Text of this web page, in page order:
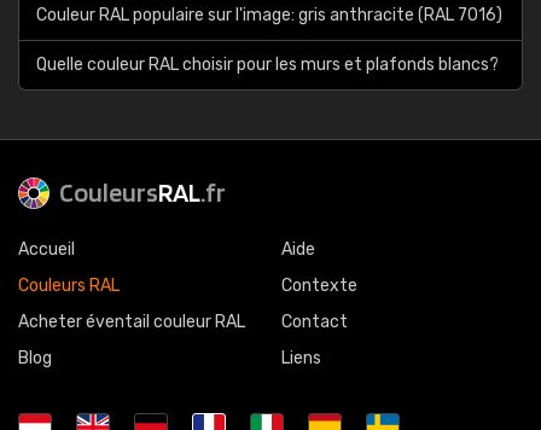
Couleur RAL populaire sur l'image: gris anthracite (RAL 7016)
Quelle couleur RAL choisir pour les murs et plafonds blancs?
CouleursRAL.fr
Accueil
Couleurs RAL
Acheter éventail couleur RAL
Blog
Aide
Contexte
Contact
Liens